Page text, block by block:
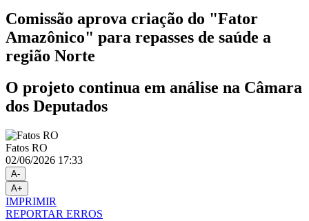
Comissão aprova criação do "Fator
Amazônico" para repasses de saúde a
região Norte
O projeto continua em análise na Câmara
dos Deputados
Fatos RO
02/06/2026 17:33
A-
A+
IMPRIMIR
REPORTAR ERROS